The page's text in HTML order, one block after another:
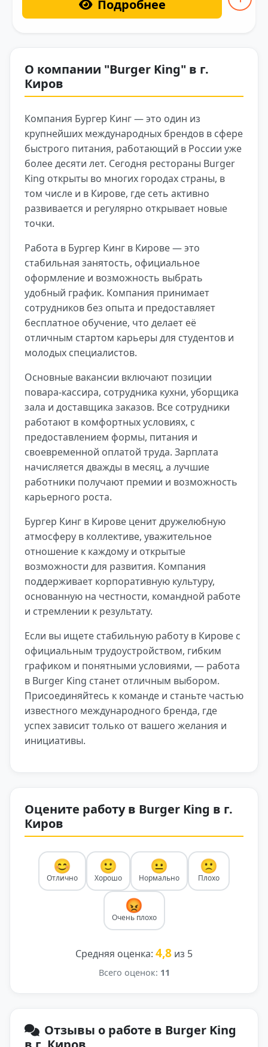
Подробнее
О компании "Burger King" в г.
Киров
Компания Бургер Кинг — это один из
крупнейших международных брендов в сфере
быстрого питания, работающий в России уже
более десяти лет. Сегодня рестораны Burger
King открыты во многих городах страны, в
том числе и в Кирове, где сеть активно
развивается и регулярно открывает новые
точки.
Работа в Бургер Кинг в Кирове — это
стабильная занятость, официальное
оформление и возможность выбрать
удобный график. Компания принимает
сотрудников без опыта и предоставляет
бесплатное обучение, что делает её
отличным стартом карьеры для студентов и
молодых специалистов.
Основные вакансии включают позиции
повара-кассира, сотрудника кухни, уборщика
зала и доставщика заказов. Все сотрудники
работают в комфортных условиях, с
предоставлением формы, питания и
своевременной оплатой труда. Зарплата
начисляется дважды в месяц, а лучшие
работники получают премии и возможность
карьерного роста.
Бургер Кинг в Кирове ценит дружелюбную
атмосферу в коллективе, уважительное
отношение к каждому и открытые
возможности для развития. Компания
поддерживает корпоративную культуру,
основанную на честности, командной работе
и стремлении к результату.
Если вы ищете стабильную работу в Кирове с
официальным трудоустройством, гибким
графиком и понятными условиями, — работа
в Burger King станет отличным выбором.
Присоединяйтесь к команде и станьте частью
известного международного бренда, где
успех зависит только от вашего желания и
инициативы.
Оцените работу в Burger King в г.
Киров
😊
Отлично
🙂
Хорошо
😐
Нормально
🙁
Плохо
😡
Очень плохо
Средняя оценка: 4,8 из 5
Всего оценок: 11
Отзывы о работе в Burger King